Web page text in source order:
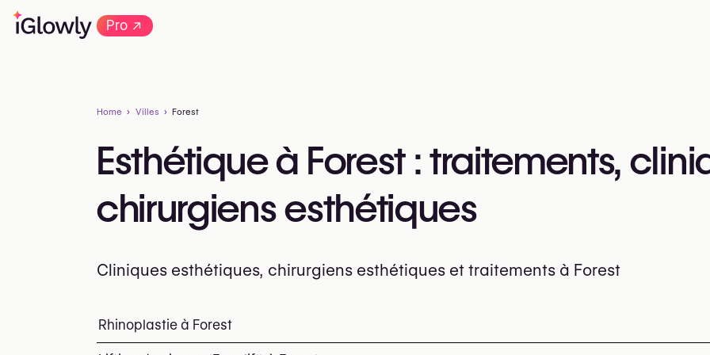
Pro→
Home Villes Forest
Esthétique à Forest : traitements,
chirurgiens esthétiques
Cliniques esthétiques, chirurgiens esthétiques et traitements à Forest
Tout savoir sur l’esthétique à Forest : cliniques, chirurgiens, traitements populaires et
Top interventions et traitements à Forest
Rhinoplastie à Forest